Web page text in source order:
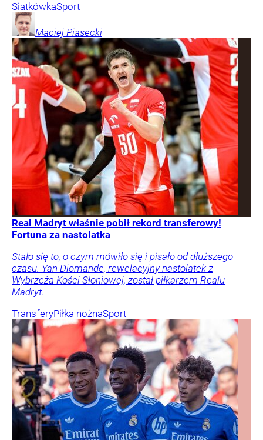
SiatkówkaSport
Maciej Piasecki
Real Madryt właśnie pobił rekord transferowy!
Fortuna za nastolatka
Stało się to, o czym mówiło się i pisało od dłuższego
czasu. Yan Diomande, rewelacyjny nastolatek z
Wybrzeża Kości Słoniowej, został piłkarzem Realu
Madryt.
TransferyPiłka nożnaSport